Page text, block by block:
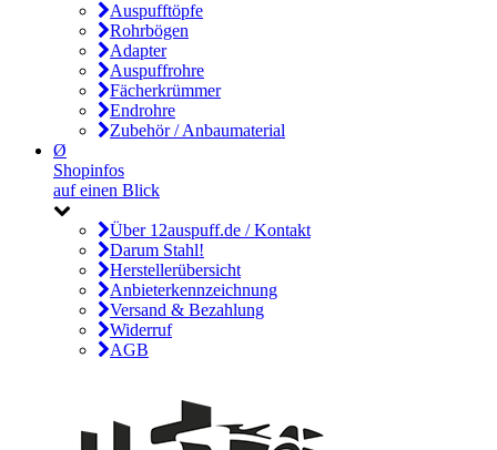
Auspufftöpfe
Rohrbögen
Adapter
Auspuffrohre
Fächerkrümmer
Endrohre
Zubehör / Anbaumaterial
Ø
Shopinfos
auf einen Blick
Über 12auspuff.de / Kontakt
Darum Stahl!
Herstellerübersicht
Anbieterkennzeichnung
Versand & Bezahlung
Widerruf
AGB